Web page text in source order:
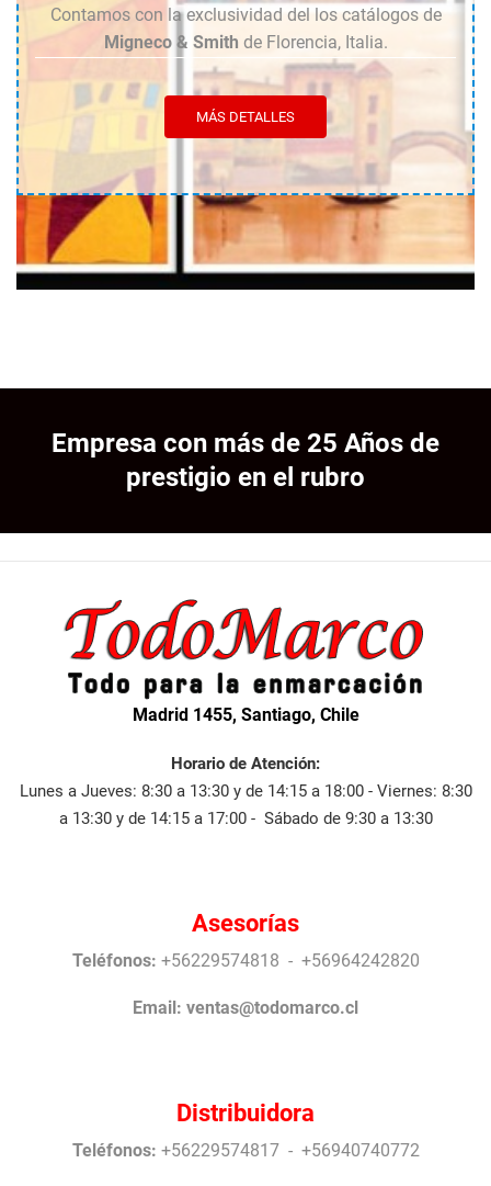
Contamos con la exclusividad del los catálogos de
Migneco & Smith de Florencia, Italia.
MÁS DETALLES
Empresa con más de 25 Años de
prestigio en el rubro
Madrid 1455, Santiago, Chile
Horario de Atención:
Lunes a Jueves: 8:30 a 13:30 y de 14:15 a 18:00 - Viernes: 8:30
a 13:30 y de 14:15 a 17:00 - Sábado de 9:30 a 13:30
Asesorías
Teléfonos: +56229574818 - +56964242820
Email: ventas@todomarco.cl
Distribuidora
Teléfonos: +56229574817 - +56940740772